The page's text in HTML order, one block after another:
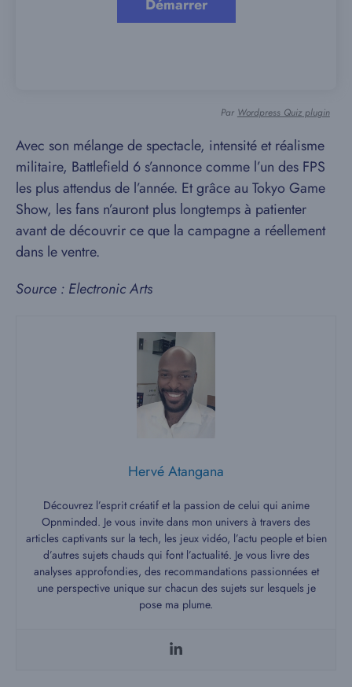
Par Wordpress Quiz plugin
Avec son mélange de spectacle, intensité et réalisme
militaire, Battlefield 6 s’annonce comme l’un des FPS
les plus attendus de l’année. Et grâce au Tokyo Game
Show, les fans n’auront plus longtemps à patienter
avant de découvrir ce que la campagne a réellement
dans le ventre.
Source : Electronic Arts
Hervé Atangana
Découvrez l’esprit créatif et la passion de celui qui anime
Opnminded. Je vous invite dans mon univers à travers des
articles captivants sur la tech, les jeux vidéo, l’actu people et bien
d’autres sujets chauds qui font l’actualité. Je vous livre des
analyses approfondies, des recommandations passionnées et
une perspective unique sur chacun des sujets sur lesquels je
pose ma plume.